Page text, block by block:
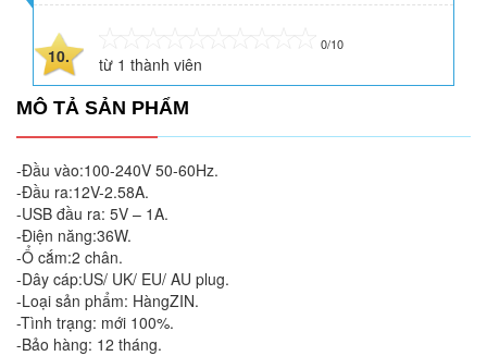
10.
0/10
từ 1 thành viên
MÔ TẢ SẢN PHẨM
-Đầu vào:100-240V 50-60Hz.
-Đầu ra:12V-2.58A.
-USB đầu ra: 5V – 1A.
-Điện năng:36W.
-Ổ cắm:2 chân.
-Dây cáp:US/ UK/ EU/ AU plug.
-Loại sản phẩm: HàngZIN.
-Tình trạng: mới 100%.
-Bảo hàng: 12 tháng.